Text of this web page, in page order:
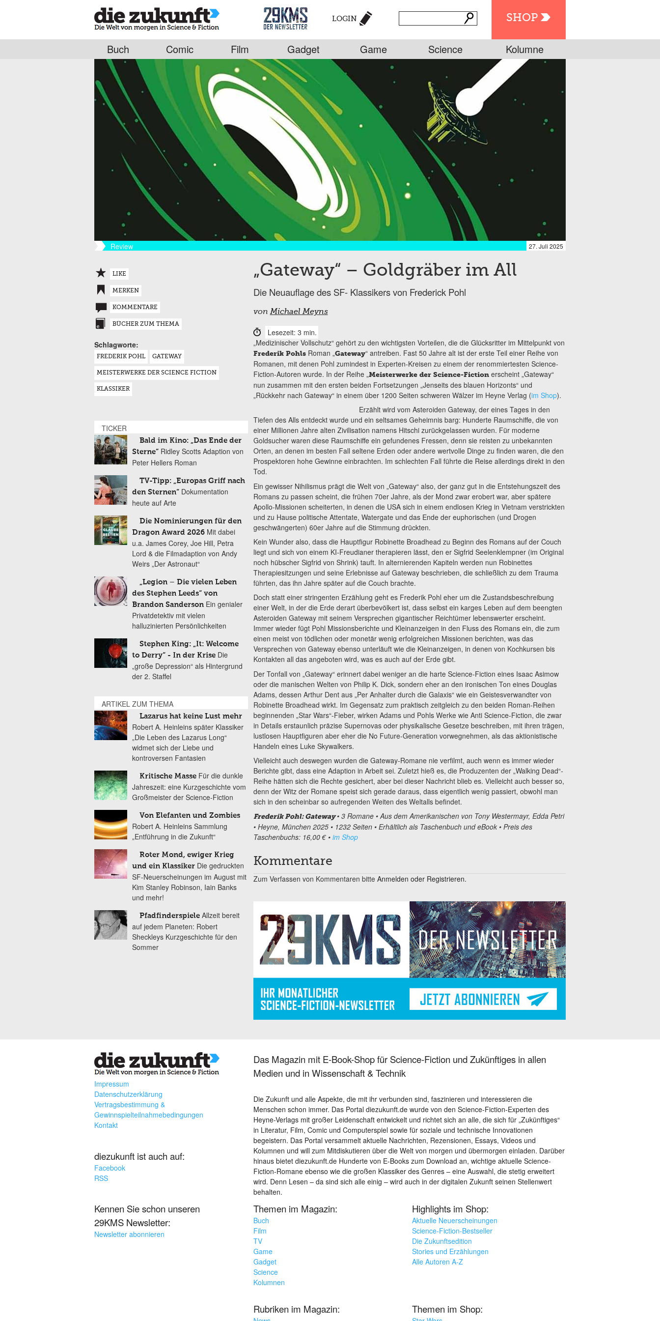
SHOP
LOGIN
Buch Comic Film Gadget Game Science Kolumne
Review 27. Juli 2025
„Gateway“ – Goldgräber im All
Die Neuauflage des SF- Klassikers von Frederick Pohl
vonMichael Meyns
Lesezeit: 3 min.
„Medizinischer Vollschutz“ gehört zu den wichtigsten Vorteilen, die die Glücksritter im Mittelpunkt von
Frederik Pohls Roman „Gateway“ antreiben. Fast 50 Jahre alt ist der erste Teil einer Reihe von
Romanen, mit denen Pohl zumindest in Experten-Kreisen zu einem der renommiertesten Science-
Fiction-Autoren wurde. In der Reihe „Meisterwerke der Science-Fictionerscheint „Gateway“
nun zusammen mit den ersten beiden Fortsetzungen „Jenseits des blauen Horizonts“ und
„Rückkehr nach Gateway“ in einem über 1200 Seiten schweren Wälzer im Heyne Verlag (im Shop).
Erzählt wird vom Asteroiden Gateway, der eines Tages in den
Tiefen des Alls entdeckt wurde und ein seltsames Geheimnis barg: Hunderte Raumschiffe, die von
einer Millionen Jahre alten Zivilisation namens Hitschi zurückgelassen wurden. Für moderne
Goldsucher waren diese Raumschiffe ein gefundenes Fressen, denn sie reisten zu unbekannten
Orten, an denen im besten Fall seltene Erden oder andere wertvolle Dinge zu finden waren, die den
Prospektoren hohe Gewinne einbrachten. Im schlechten Fall führte die Reise allerdings direkt in den
Tod.
Ein gewisser Nihilismus prägt die Welt von „Gateway“ also, der ganz gut in die Entstehungszeit des
Romans zu passen scheint, die frühen 70er Jahre, als der Mond zwar erobert war, aber spätere
Apollo-Missionen scheiterten, in denen die USA sich in einem endlosen Krieg in Vietnam verstrickten
und zu Hause politische Attentate, Watergate und das Ende der euphorischen (und Drogen
geschwängerten) 60er Jahre auf die Stimmung drückten.
Kein Wunder also, dass die Hauptfigur Robinette Broadhead zu Beginn des Romans auf der Couch
liegt und sich von einem KI-Freudianer therapieren lässt, den er Sigfrid Seelenklempner (im Original
noch hübscher Sigfrid von Shrink) tauft. In alternierenden Kapiteln werden nun Robinettes
Therapiesitzungen und seine Erlebnisse auf Gateway beschrieben, die schließlich zu dem Trauma
führten, das ihn Jahre später auf die Couch brachte.
Doch statt einer stringenten Erzählung geht es Frederik Pohl eher um die Zustandsbeschreibung
einer Welt, in der die Erde derart überbevölkert ist, dass selbst ein karges Leben auf dem beengten
Asteroiden Gateway mit seinem Versprechen gigantischer Reichtümer lebenswerter erscheint.
Immer wieder fügt Pohl Missionsberichte und Kleinanzeigen in den Fluss des Romans ein, die zum
einen meist von tödlichen oder monetär wenig erfolgreichen Missionen berichten, was das
Versprechen von Gateway ebenso unterläuft wie die Kleinanzeigen, in denen von Kochkursen bis
Kontakten all das angeboten wird, was es auch auf der Erde gibt.
Der Tonfall von „Gateway“ erinnert dabei weniger an die harte Science-Fiction eines Isaac Asimow
oder die manischen Welten von Philip K. Dick, sondern eher an den ironischen Ton eines Douglas
Adams, dessen Arthur Dent aus „Per Anhalter durch die Galaxis“ wie ein Geistesverwandter von
Robinette Broadhead wirkt. Im Gegensatz zum praktisch zeitgleich zu den beiden Roman-Reihen
beginnenden „Star Wars“-Fieber, wirken Adams und Pohls Werke wie Anti Science-Fiction, die zwar
in Details erstaunlich präzise Supernovas oder physikalische Gesetze beschreiben, mit ihren trägen,
lustlosen Hauptfiguren aber eher die No Future-Generation vorwegnehmen, als das aktionistische
Handeln eines Luke Skywalkers.
Vielleicht auch deswegen wurden die Gateway-Romane nie verfilmt, auch wenn es immer wieder
Berichte gibt, dass eine Adaption in Arbeit sei. Zuletzt hieß es, die Produzenten der „Walking Dead“-
Reihe hätten sich die Rechte gesichert, aber bei dieser Nachricht blieb es. Vielleicht auch besser so,
denn der Witz der Romane speist sich gerade daraus, dass eigentlich wenig passiert, obwohl man
sich in den scheinbar so aufregenden Weiten des Weltalls befindet.
Frederik Pohl: Gateway• 3 Romane • Aus dem Amerikanischen von Tony Westermayr, Edda Petri
• Heyne, München 2025 • 1232 Seiten • Erhältlich als Taschenbuch und eBook • Preis des
Taschenbuchs: 16,00 € • im Shop
Kommentare
Zum Verfassen von Kommentaren bitte Anmelden oder Registrieren.
LIKE
MERKEN
KOMMENTARE
BÜCHER ZUM THEMA
Schlagworte:
FREDERIK POHL GATEWAY
MEISTERWERKE DER SCIENCE FICTION
KLASSIKER
TICKER
Bald im Kino: „Das Ende der
Sterne“ Ridley Scotts Adaption von
Peter Hellers Roman
TV-Tipp: „Europas Griff nach
den Sternen“ Dokumentation
heute auf Arte
Die Nominierungen für den
Dragon Award 2026 Mit dabei
u.a. James Corey, Joe Hill, Petra
Lord & die Filmadaption von Andy
Weirs „Der Astronaut“
„Legion – Die vielen Leben
des Stephen Leeds“ von
Brandon Sanderson Ein genialer
Privatdetektiv mit vielen
halluzinierten Persönlichkeiten
Stephen King: „It: Welcome
to Derry“ - In der Krise Die
„große Depression“ als Hintergrund
der 2. Staffel
ARTIKEL ZUM THEMA
Lazarus hat keine Lust mehr
Robert A. Heinleins später Klassiker
„Die Leben des Lazarus Long“
widmet sich der Liebe und
kontroversen Fantasien
Kritische Masse Für die dunkle
Jahreszeit: eine Kurzgeschichte vom
Großmeister der Science-Fiction
Von Elefanten und Zombies
Robert A. Heinleins Sammlung
„Entführung in die Zukunft“
Roter Mond, ewiger Krieg
und ein Klassiker Die gedruckten
SF-Neuerscheinungen im August mit
Kim Stanley Robinson, Iain Banks
und mehr!
Pfadfinderspiele Allzeit bereit
auf jedem Planeten: Robert
Sheckleys Kurzgeschichte für den
Sommer
Impressum
Datenschutzerklärung
Vertragsbestimmung &
Gewinnspielteilnahmebedingungen
Kontakt
diezukunft ist auch auf:
Facebook
RSS
Kennen Sie schon unseren
29KMS Newsletter:
Newsletter abonnieren
Das Magazin mit E-Book-Shop für Science-Fiction und Zukünftiges in allen
Medien und in Wissenschaft & Technik
Die Zukunft und alle Aspekte, die mit ihr verbunden sind, faszinieren und interessieren die
Menschen schon immer. Das Portal diezukunft.de wurde von den Science-Fiction-Experten des
Heyne-Verlags mit großer Leidenschaft entwickelt und richtet sich an alle, die sich für „Zukünftiges“
in Literatur, Film, Comic und Computerspiel sowie für soziale und technische Innovationen
begeistern. Das Portal versammelt aktuelle Nachrichten, Rezensionen, Essays, Videos und
Kolumnen und will zum Mitdiskutieren über die Welt von morgen und übermorgen einladen. Darüber
hinaus bietet diezukunft.de Hunderte von E-Books zum Download an, wichtige aktuelle Science-
Fiction-Romane ebenso wie die großen Klassiker des Genres – eine Auswahl, die stetig erweitert
wird. Denn Lesen – da sind sich alle einig – wird auch in der digitalen Zukunft seinen Stellenwert
behalten.
Themen im Magazin:
Buch
Film
TV
Game
Gadget
Science
Kolumnen
Highlights im Shop:
Aktuelle Neuerscheinungen
Science-Fiction-Bestseller
Die Zukunftsedition
Stories und Erzählungen
Alle Autoren A-Z
Rubriken im Magazin: Themen im Shop: